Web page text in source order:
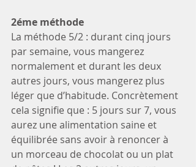
2éme méthode
La méthode 5/2 : durant cinq jours
par semaine, vous mangerez
normalement et durant les deux
autres jours, vous mangerez plus
léger que d’habitude. Concrètement
cela signifie que : 5 jours sur 7, vous
aurez une alimentation saine et
équilibrée sans avoir à renoncer à
un morceau de chocolat ou un plat